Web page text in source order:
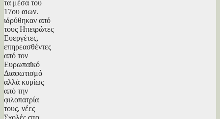
τα μέσα του
17ου αιων.
ιδρύθηκαν από
τους Ηπειρώτες
Ευεργέτες,
επηρεασθέντες
από τον
Ευρωπαϊκό
Διαφωτισμό
αλλά κυρίως
από την
φιλοπατρία
τους, νέες